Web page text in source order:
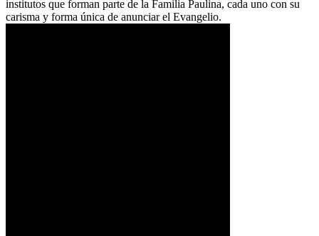
institutos que forman parte de la Familia Paulina, cada uno con su
carisma y forma única de anunciar el Evangelio.